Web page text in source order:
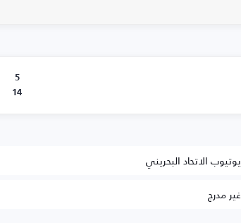
5
14
يوتيوب الاتحاد البحريني
غير مدرج